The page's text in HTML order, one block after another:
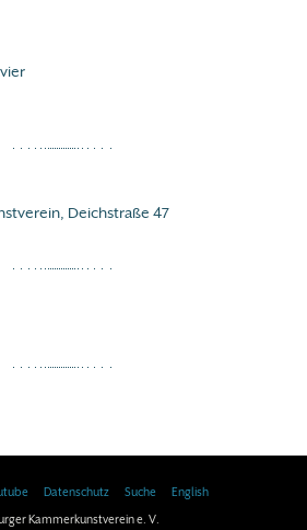
Deichstraße 47
Datenschutz Suche
English
Kammerkunstverein e. V.